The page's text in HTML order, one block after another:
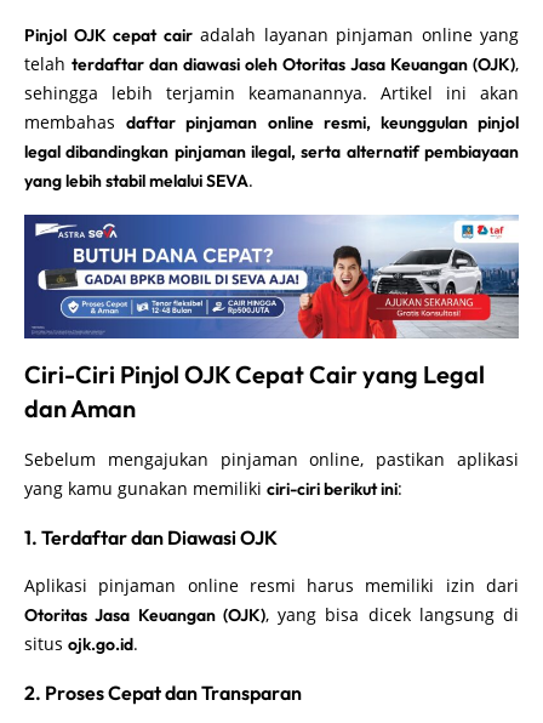
Pinjol OJK cepat cairadalah layanan pinjaman online yang
telah terdaftar dan diawasi oleh Otoritas Jasa Keuangan (OJK),
sehingga lebih terjamin keamanannya. Artikel ini akan
membahasdaftar pinjaman online resmi, keunggulan pinjol
legal dibandingkan pinjaman ilegal, serta alternatif pembiayaan
yang lebih stabil melalui SEVA.
Ciri-Ciri Pinjol OJK Cepat Cair yang Legal
dan Aman
Sebelum mengajukan pinjaman online, pastikan aplikasi
yang kamu gunakan memiliki ciri-ciri berikut ini:
1. Terdaftar dan Diawasi OJK
Aplikasi pinjaman online resmi harus memiliki izin dari
Otoritas Jasa Keuangan (OJK), yang bisa dicek langsung di
situs ojk.go.id.
2. Proses Cepat dan Transparan